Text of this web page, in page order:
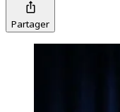
Partager